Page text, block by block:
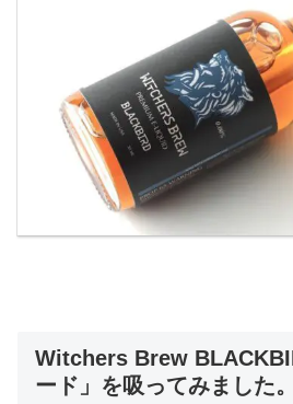
Witchers Brew
ード」を吸ってみました。